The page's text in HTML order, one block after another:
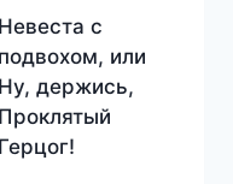
Невеста с
подвохом, или
Ну, держись,
Проклятый
Герцог!